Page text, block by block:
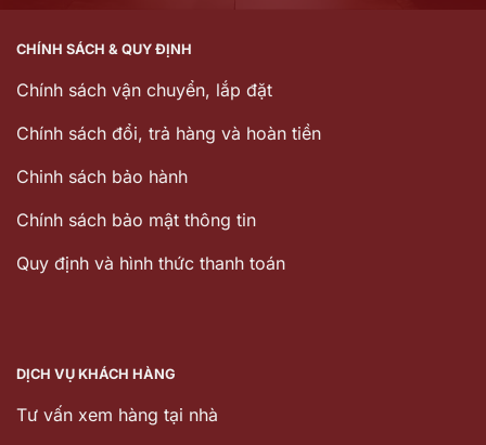
CHÍNH SÁCH & QUY ĐỊNH
Chính sách vận chuyển, lắp đặt
Chính sách đổi, trả hàng và hoàn tiền
Chinh sách bảo hành
Chính sách bảo mật thông tin
Quy định và hình thức thanh toán
DỊCH VỤ KHÁCH HÀNG
Tư vấn xem hàng tại nhà